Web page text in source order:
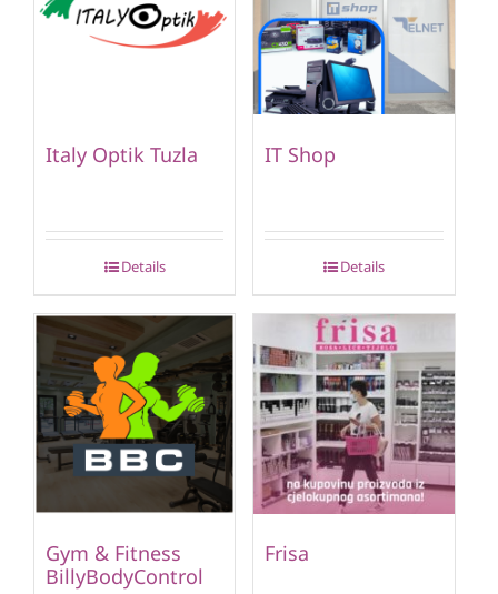
Italy Optik Tuzla
Details
IT Shop
Details
Gym & Fitness
BillyBodyControl
Frisa